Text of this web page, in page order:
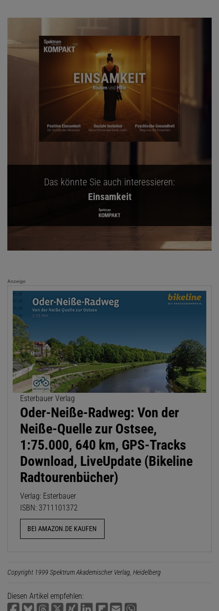
Das könnte Sie auch interessieren:
Einsamkeit
Anzeige
Esterbauer Verlag
Oder-Neiße-Radweg: Von der
Neiße-Quelle zur Ostsee,
1:75.000, 640 km, GPS-Tracks
Download, LiveUpdate (Bikeline
Radtourenbücher)
Verlag: Esterbauer
ISBN: 3711101372
BEI AMAZON.DE KAUFEN
Copyright 1999 Spektrum Akademischer Verlag, Heidelberg
Diesen Artikel empfehlen: